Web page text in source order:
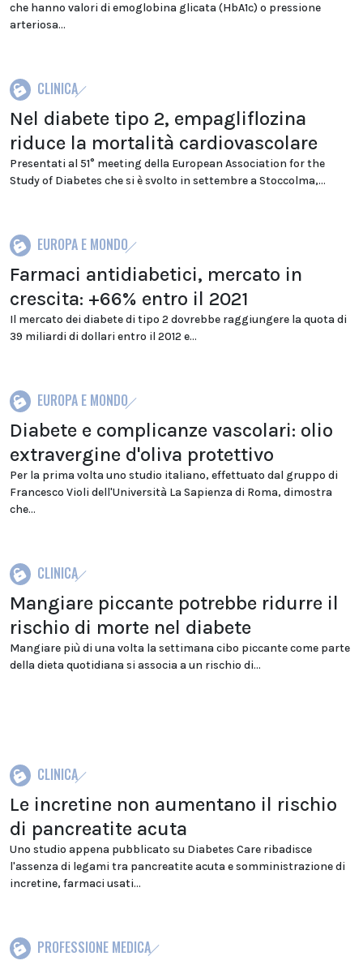
che hanno valori di emoglobina glicata (HbA1c) o pressione
arteriosa...
CLINICA
Nel diabete tipo 2, empagliflozina
riduce la mortalità cardiovascolare
Presentati al 51° meeting della European Association for the
Study of Diabetes che si è svolto in settembre a Stoccolma,...
EUROPA E MONDO
Farmaci antidiabetici, mercato in
crescita: +66% entro il 2021
Il mercato dei diabete di tipo 2 dovrebbe raggiungere la quota di
39 miliardi di dollari entro il 2012 e...
EUROPA E MONDO
Diabete e complicanze vascolari: olio
extravergine d'oliva protettivo
Per la prima volta uno studio italiano, effettuato dal gruppo di
Francesco Violi dell'Università La Sapienza di Roma, dimostra
che...
CLINICA
Mangiare piccante potrebbe ridurre il
rischio di morte nel diabete
Mangiare più di una volta la settimana cibo piccante come parte
della dieta quotidiana si associa a un rischio di...
CLINICA
Le incretine non aumentano il rischio
di pancreatite acuta
Uno studio appena pubblicato su Diabetes Care ribadisce
l'assenza di legami tra pancreatite acuta e somministrazione di
incretine, farmaci usati...
PROFESSIONE MEDICA